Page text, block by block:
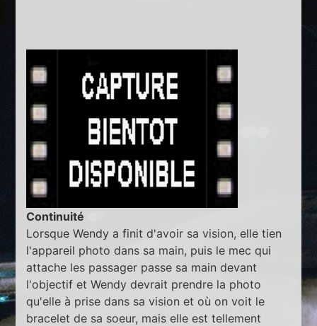
Continuité
Lorsque Wendy a finit d'avoir sa vision, elle tien
l'appareil photo dans sa main, puis le mec qui
attache les passager passe sa main devant
l'objectif et Wendy devrait prendre la photo
qu'elle à prise dans sa vision et où on voit le
bracelet de sa soeur, mais elle est tellement